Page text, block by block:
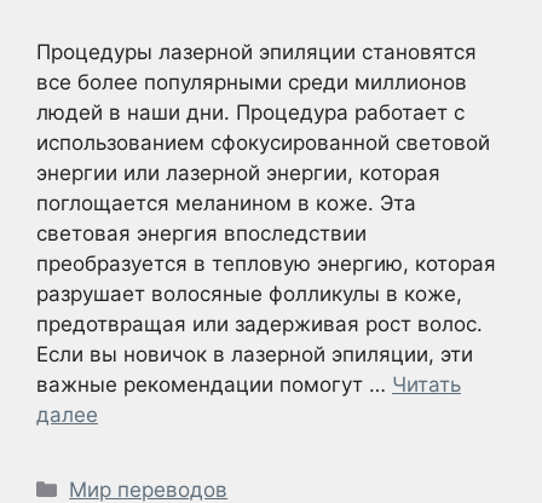
Процедуры лазерной эпиляции становятся
все более популярными среди миллионов
людей в наши дни. Процедура работает с
использованием сфокусированной световой
энергии или лазерной энергии, которая
поглощается меланином в коже. Эта
световая энергия впоследствии
преобразуется в тепловую энергию, которая
разрушает волосяные фолликулы в коже,
предотвращая или задерживая рост волос.
Если вы новичок в лазерной эпиляции, эти
важные рекомендации помогут … Читать
далее
Рубрики
Мир переводов